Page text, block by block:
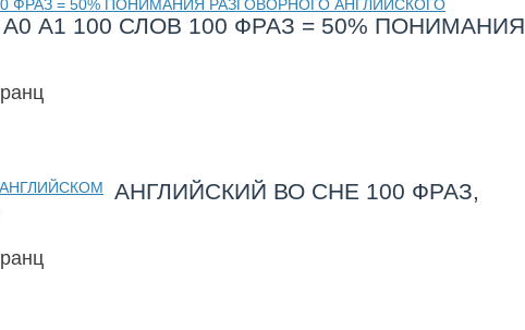
А1 100 СЛОВ 100 ФРАЗ = 50% ПОНИМАНИЯ
АНГЛИЙСКИЙ ВО СНЕ 100 ФРАЗ,